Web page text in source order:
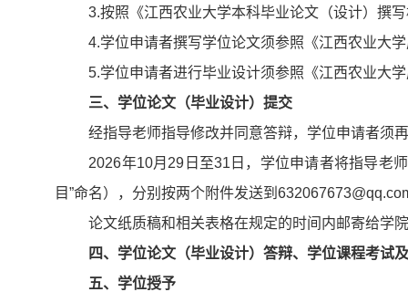
3.按照《江西农业大学本科毕业论文（设计）撰
4.学位申请者撰写学位论文须参照《江西农业大
5.学位申请者进行毕业设计须参照《江西农业大
三、学位论文（毕业设计）提交
经指导老师指导修改并同意答辩，学位申请者须
2026年10月29日至31日，学位申请者将指导老
目”命名），分别按两个附件发送到
论文纸质稿和相关表格在规定的时间内邮寄给学
四、学位论文（毕业设计）答辩、学位课程考试
五、学位授予